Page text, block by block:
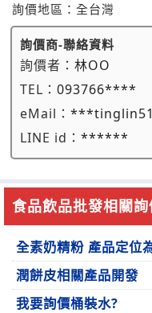
詢價地區： 全台灣
詢價商-聯絡資料
詢價者： 林OO
TEL： 093766****
eMail：
LINE id： ******
食品飲品批發相關詢
全素奶精粉 產品定位
潤餅皮相關產品開發
我要詢價桶裝水?